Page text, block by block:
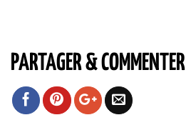
PARTAGER & COMMENTER